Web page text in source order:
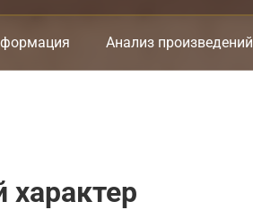
Анализ произведений